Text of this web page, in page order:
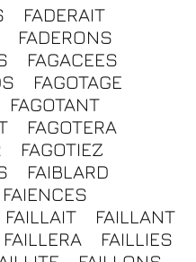
FADERAIT
FADERONS
FAGACEES
FAGOTAGE
FAGOTANT
FAGOTERA
FAGOTIEZ
FAIBLARD
FAIENCES
FAILLAIT
FAILLANT
FAILLERA
FAILLIES